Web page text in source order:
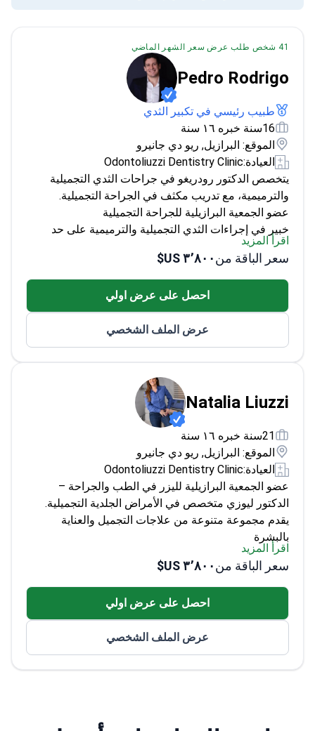
41 شخص طلب عرض سعر الشهر الماضي
Pedro Rodrigo
طبيب رئيسي في تكبير الثدي
16سنة خبره ١٦ سنة
الموقع: البرازيل, ريو دي جانيرو
العيادة:Odontoliuzzi Dentistry Clinic
يتخصص الدكتور رودريغو في جراحات الثدي التجميلية
والترميمية، مع تدريب مكثف في الجراحة التجميلية.
عضو الجمعية البرازيلية للجراحة التجميلية
خبير في إجراءات الثدي التجميلية والترميمية على حد
سواء
يحدث مهاراته باستمرار في مجال تجميل الوجه غير
الجراحي
اقرأ المزيد
سعر الباقة من٣٬٨٠٠ US$
احصل على عرض اولي
عرض الملف الشخصي
Natalia Liuzzi
21سنة خبره ١٦ سنة
الموقع: البرازيل, ريو دي جانيرو
العيادة:Odontoliuzzi Dentistry Clinic
عضو الجمعية البرازيلية لليزر في الطب والجراحة –
الدكتور ليوزي متخصص في الأمراض الجلدية التجميلية.
يقدم مجموعة متنوعة من علاجات التجميل والعناية
بالبشرة
يجمع بين التكنولوجيا العالية والتقنيات الحديثة
يعمل في عيادة ذات إطلالة جميلة على ريو دي جانيرو
اقرأ المزيد
سعر الباقة من٣٬٨٠٠ US$
احصل على عرض اولي
عرض الملف الشخصي